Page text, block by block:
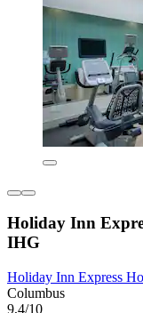
Holiday Inn
IHG
Holiday Inn Express
Columbus
9,4/10